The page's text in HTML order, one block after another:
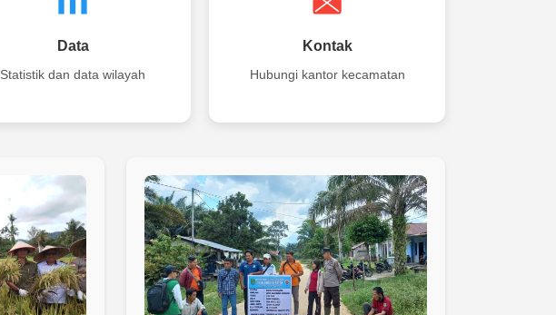
Data
Statistik dan data wilayah
Kontak
Hubungi kantor kecamatan